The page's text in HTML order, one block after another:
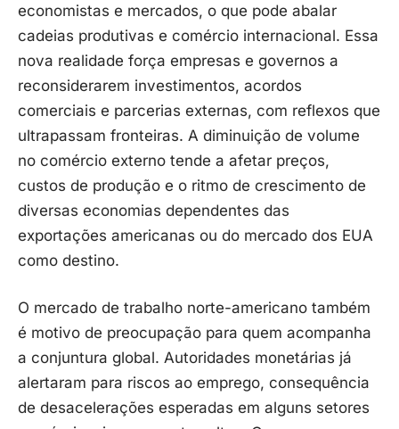
economistas e mercados, o que pode abalar
cadeias produtivas e comércio internacional. Essa
nova realidade força empresas e governos a
reconsiderarem investimentos, acordos
comerciais e parcerias externas, com reflexos que
ultrapassam fronteiras. A diminuição de volume
no comércio externo tende a afetar preços,
custos de produção e o ritmo de crescimento de
diversas economias dependentes das
exportações americanas ou do mercado dos EUA
como destino.
O mercado de trabalho norte-americano também
é motivo de preocupação para quem acompanha
a conjuntura global. Autoridades monetárias já
alertaram para riscos ao emprego, consequência
de desacelerações esperadas em alguns setores